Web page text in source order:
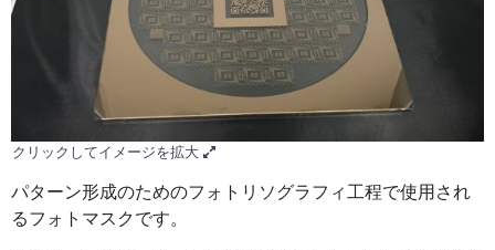
クリックしてイメージを拡大
パターン形成のためのフォトリソグラフィ工程で使用され
るフォトマスクです。